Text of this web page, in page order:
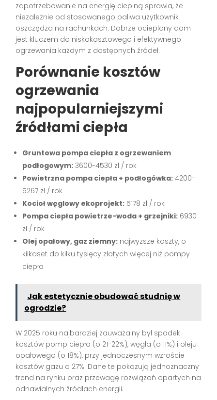
zapotrzebowanie na energię cieplną sprawia, że
niezależnie od stosowanego paliwa użytkownik
oszczędza na rachunkach. Dobrze ocieplony dom
jest kluczem do niskokosztowego i efektywnego
ogrzewania każdym z dostępnych źródeł.
Porównanie kosztów
ogrzewania
najpopularniejszymi
źródłami ciepła
Gruntowa pompa ciepła z ogrzewaniem
podłogowym: 3600-4530 zł / rok
Powietrzna pompa ciepła + podłogówka: 4200-
5267 zł / rok
Kocioł węglowy ekoprojekt: 5178 zł / rok
Pompa ciepła powietrze-woda + grzejniki: 6930
zł / rok
Olej opałowy, gaz ziemny: najwyższe koszty, o
kilkaset do kilku tysięcy złotych więcej niż pompy
ciepła
Jak estetycznie obudować studnię w
ogrodzie?
W 2025 roku najbardziej zauważalny był spadek
kosztów pomp ciepła (o 21-22%), węgla (o 11%) i oleju
opałowego (o 18%), przy jednoczesnym wzroście
kosztów gazu o 27%. Dane te pokazują jednoznaczny
trend na rynku oraz przewagę rozwiązań opartych na
odnawialnych źródłach energii.